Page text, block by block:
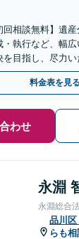
回相談無料】遺
執行など、幅
目指し、尽力
夜間・休日面
料金表を見る
わせ
永淵
永淵総合
品川区
らも相